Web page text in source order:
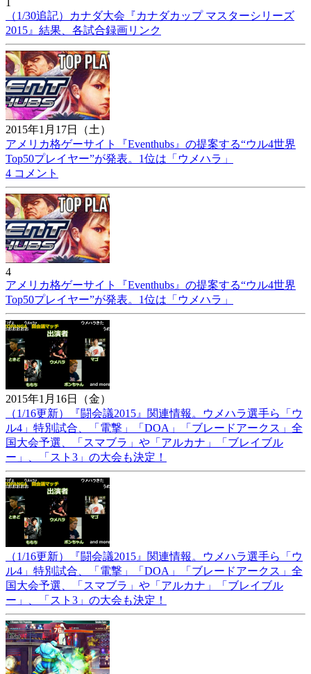
（1/30追記）カナダ大会『カナダカップ マスターシリーズ
2015』結果、各試合録画リンク
2015年1月17日（土）
アメリカ格ゲーサイト『Eventhubs』の提案する“ウル4世界
Top50プレイヤー”が発表。1位は「ウメハラ」
4 コメント
4
アメリカ格ゲーサイト『Eventhubs』の提案する“ウル4世界
Top50プレイヤー”が発表。1位は「ウメハラ」
2015年1月16日（金）
（1/16更新）『闘会議2015』関連情報。ウメハラ選手ら「ウ
ル4」特別試合、「電撃」「DOA」「ブレードアークス」全
国大会予選、「スマブラ」や「アルカナ」「ブレイブル
ー」、「スト3」の大会も決定！
（1/16更新）『闘会議2015』関連情報。ウメハラ選手ら「ウ
ル4」特別試合、「電撃」「DOA」「ブレードアークス」全
国大会予選、「スマブラ」や「アルカナ」「ブレイブル
ー」、「スト3」の大会も決定！